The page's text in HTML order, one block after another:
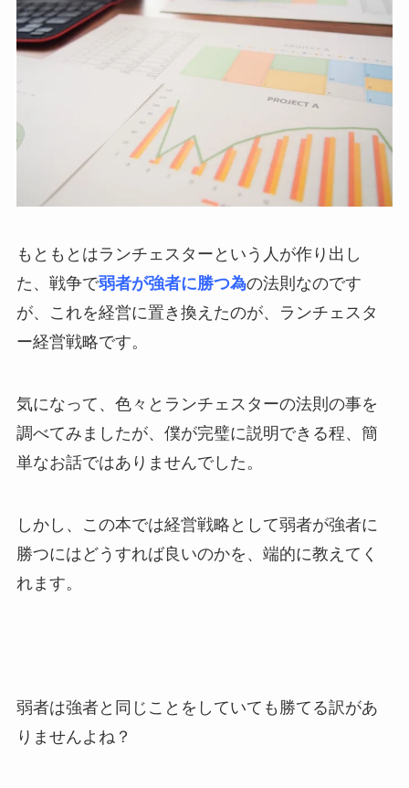
もともとはランチェスターという人が作り出し
た、戦争で弱者が強者に勝つ為の法則なのです
が、これを経営に置き換えたのが、ランチェスタ
ー経営戦略です。
気になって、色々とランチェスターの法則の事を
調べてみましたが、僕が完璧に説明できる程、簡
単なお話ではありませんでした。
しかし、この本では経営戦略として弱者が強者に
勝つにはどうすれば良いのかを、端的に教えてく
れます。
弱者は強者と同じことをしていても勝てる訳があ
りませんよね？